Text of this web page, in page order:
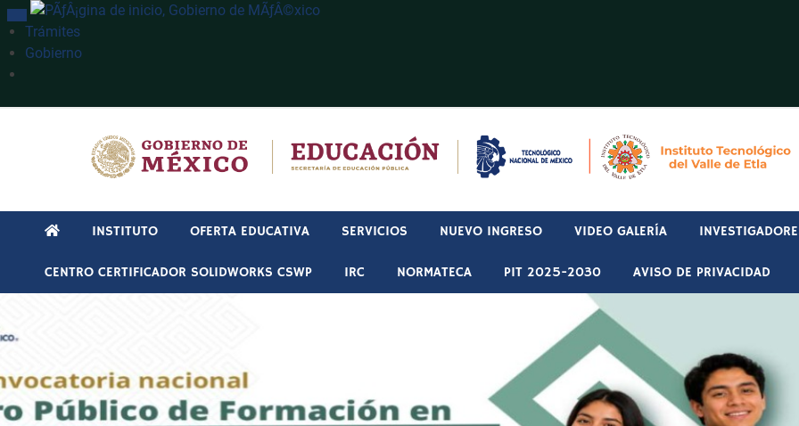
INTERRUPTOR DE NAVEGACIÓN
Trámites
Gobierno
INSTITUTO OFERTA EDUCATIVA SERVICIOS NUEVO INGRESO VIDEO GALERÍA
CENTRO CERTIFICADOR SOLIDWORKS CSWP IRC NORMATECA PIT 2025-2030 AVISO DE PRIVACIDAD